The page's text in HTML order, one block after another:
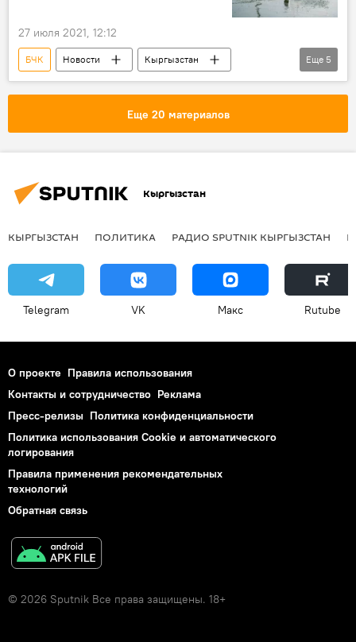
27 июля 2021, 12:12
БЧК Новости
Кыргызстан
Происшествия
МЧС
мальчик
Еще 5
Еще 20 материалов
Кыргызстан
КЫРГЫЗСТАН ПОЛИТИКА РАДИО SPUTNIK КЫРГЫЗСТАН
Telegram VK Макс Rutube
О проекте Правила использования
Контакты и сотрудничество Реклама
Пресс-релизы Политика конфиденциальности
Политика использования Cookie и автоматического
логирования
Правила применения рекомендательных
технологий
Обратная связь
© 2026 Sputnik Все права защищены. 18+